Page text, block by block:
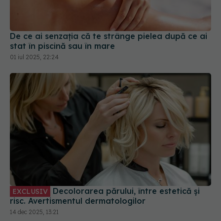
stat în piscină sau în mare
Decolorarea părului, între estetică și
risc. Avertismentul dermatologilor
14 dec 2025, 13:21